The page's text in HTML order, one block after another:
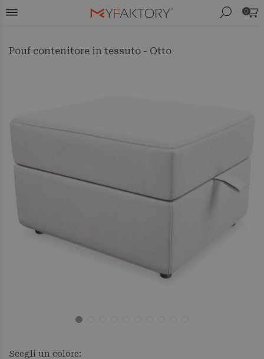
0
Pouf contenitore in tessuto - Otto
Scegli un colore: